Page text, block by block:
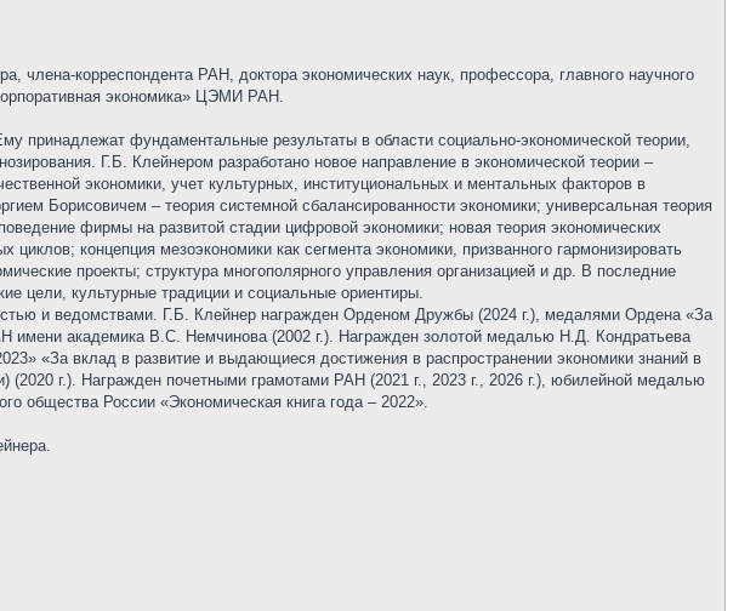
члена-корреспондента РАН, доктора экономических наук, профессора, главного научного
экономика» ЦЭМИ РАН.
принадлежат фундаментальные результаты в области социально-экономической теории,
Г.Б. Клейнером разработано новое направление в экономической теории –
экономики, учет культурных, институциональных и ментальных факторов в
Борисовичем – теория системной сбалансированности экономики; универсальная теория
фирмы на развитой стадии цифровой экономики; новая теория экономических
концепция мезоэкономики как сегмента экономики, призванного гармонизировать
проекты; структура многополярного управления организацией и др. В последние
цели, культурные традиции и социальные ориентиры.
и ведомствами. Г.Б. Клейнер награжден Орденом Дружбы (2024 г.), медалями Ордена «За
имени академика B.C. Немчинова (2002 г.). Награжден золотой медалью Н.Д. Кондратьева
«За вклад в развитие и выдающиеся достижения в распространении экономики знаний в
г.). Награжден почетными грамотами РАН (2021 г., 2023 г., 2026 г.), юбилейной медалью
общества России «Экономическая книга года – 2022».